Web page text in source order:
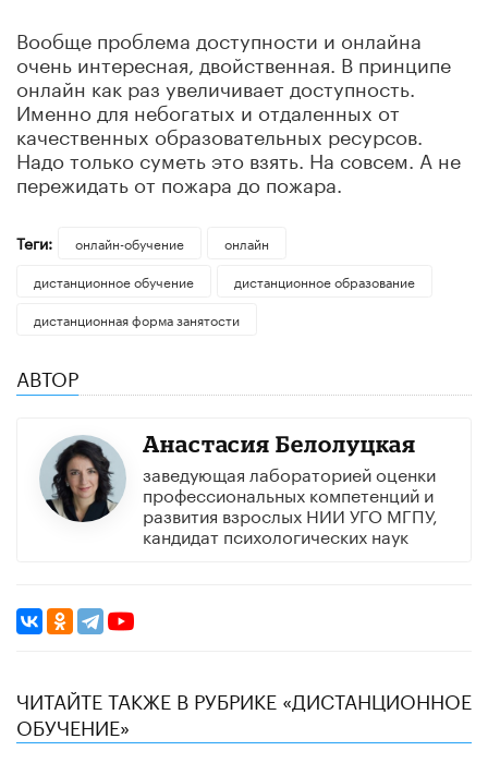
Вообще проблема доступности и онлайна
очень интересная, двойственная. В принципе
онлайн как раз увеличивает доступность.
Именно для небогатых и отдаленных от
качественных образовательных ресурсов.
Надо только суметь это взять. На совсем. А не
пережидать от пожара до пожара.
Теги: онлайн-обучение
онлайн
дистанционное обучение
дистанционное образование
дистанционная форма занятости
АВТОР
Анастасия Белолуцкая
заведующая лабораторией оценки
профессиональных компетенций и
развития взрослых НИИ УГО МГПУ,
кандидат психологических наук
ЧИТАЙТЕ ТАКЖЕ В РУБРИКЕ «ДИСТАНЦИОННОЕ
ОБУЧЕНИЕ»